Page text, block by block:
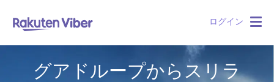
ログイン
グアドループからスリラ